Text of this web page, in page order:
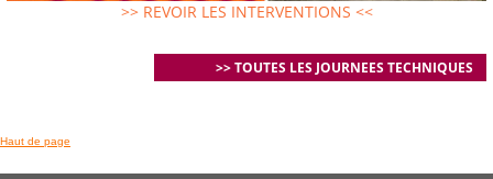
>> REVOIR LES INTERVENTIONS <<
>> TOUTES LES JOURNEES TECHNIQUES
Haut de page